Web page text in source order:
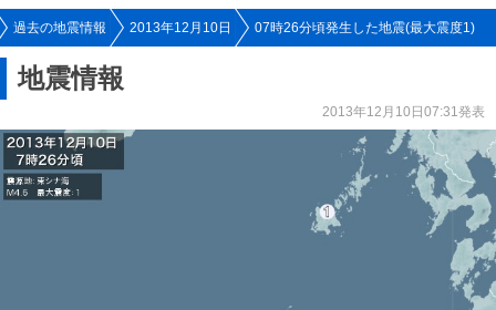
過去の地震情報 2013年12月10日 07時26分頃発生した地震(最大震度1)
地震情報
2013年12月10日07:31発表